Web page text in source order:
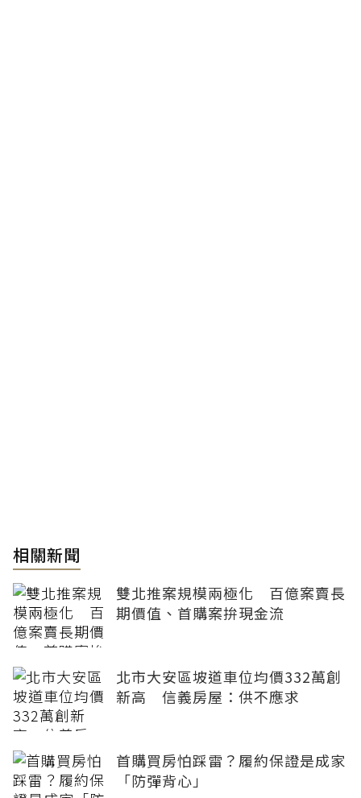
相關新聞
雙北推案規模兩極化 百億案賣長
期價值、首購案拚現金流
北市大安區坡道車位均價332萬創
新高 信義房屋：供不應求
首購買房怕踩雷？履約保證是成家
「防彈背心」